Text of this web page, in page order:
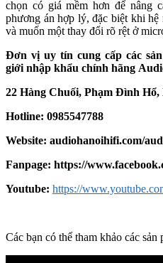
chọn có giá mềm hơn để nâng
phương án hợp lý, đặc biệt khi
và muốn một thay đổi rõ rệt ở
Đơn vị uy tín cung cấp các
giới nhập khẩu chính hãng
22 Hàng Chuối, Phạm Đình
Hotline: 0985547788
Website: audiohanoihifi.com/
Fanpage: https://
Youtube: https://
Các bạn có thể tham khảo các sản